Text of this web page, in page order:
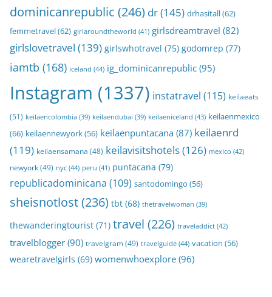
dominicanrepublic (246) dr(145) drhasitall(62)
femmetravel(62) girlaroundtheworld (41) girlsdreamtravel (82)
girlslovetravel (139) girlswhotravel (75) godomrep (77)
iamtb (168) iceland (44) ig_dominicanrepublic (95)
Instagram (1337) instatravel (115) keilaeats
(51) keilaencolombia (39) keilaendubai (39) keilaeniceland (43) keilaenmexico
(66) keilaennewyork(56) keilaenpuntacana (87) keilaenrd
(119) keilaensamana (48) keilavisitshotels(126) mexico (42)
newyork(49) nyc (44) peru (41) puntacana (79)
republicadominicana (109) santodomingo (56)
sheisnotlost(236) tbt (68) thetravelwoman (39)
thewanderingtourist (71) travel (226) traveladdict (42)
travelblogger (90) travelgram(49) travelguide (44) vacation (56)
wearetravelgirls (69) womenwhoexplore(96)